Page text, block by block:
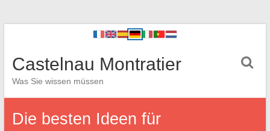
Castelnau Montratier
Was Sie wissen müssen
Die besten Ideen für